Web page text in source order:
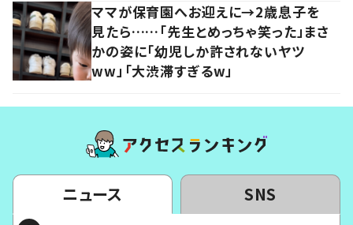
ママが保育園へお迎えに→2歳息子を
見たら……「先生とめっちゃ笑った」まさ
かの姿に「幼児しか許されないヤツ
ww」「大渋滞すぎるw」
ニュース SNS